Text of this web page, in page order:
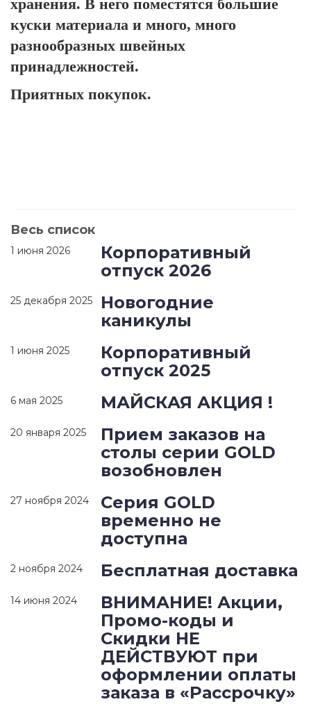
хранения. В него поместятся большие
куски материала и много, много
разнообразных швейных
принадлежностей.
Приятных покупок.
Весь список
1 июня 2026
Корпоративный
отпуск 2026
25 декабря 2025
Новогодние
каникулы
1 июня 2025
Корпоративный
отпуск 2025
6 мая 2025 МАЙСКАЯ АКЦИЯ !
20 января 2025
Прием заказов на
столы серии GOLD
возобновлен
27 ноября 2024
Серия GOLD
временно не
доступна
2 ноября 2024 Бесплатная доставка
14 июня 2024
ВНИМАНИЕ! Акции,
Промо-коды и
Скидки НЕ
ДЕЙСТВУЮТ при
оформлении оплаты
заказа в «Рассрочку»